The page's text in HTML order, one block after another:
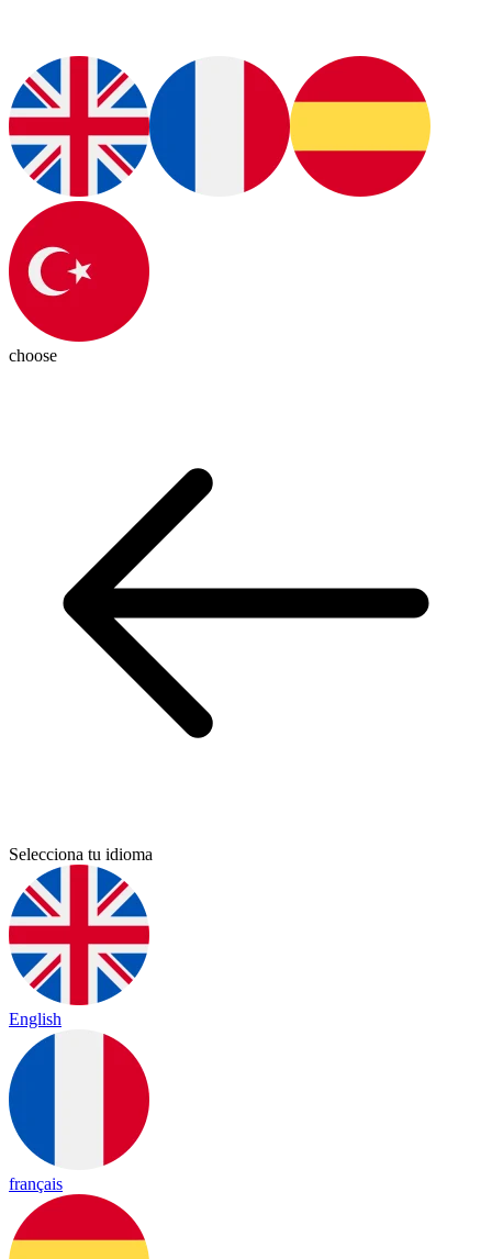
choose
Selecciona tu idioma
English
français